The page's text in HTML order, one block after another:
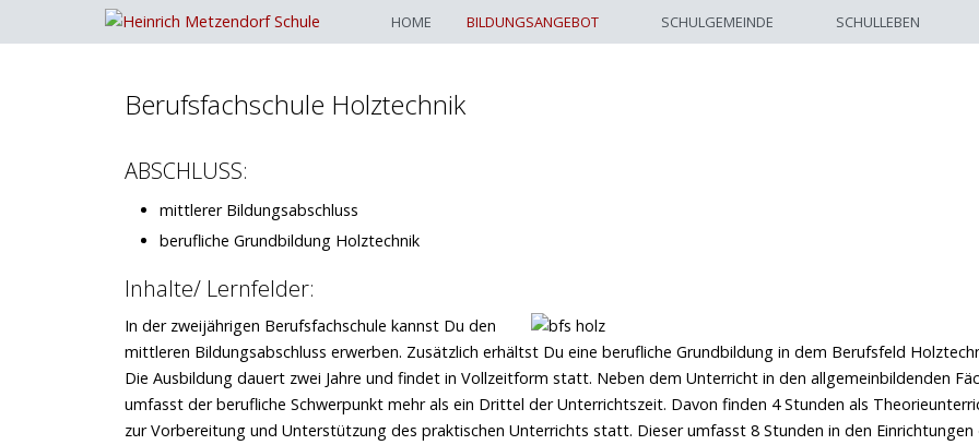
HOME BILDUNGSANGEBOT SCHULGEMEINDE SCHULLEBEN
Berufsfachschule Holztechnik
ABSCHLUSS:
mittlerer Bildungsabschluss
berufliche Grundbildung Holztechnik
Inhalte/ Lernfelder:
In der zweijährigen Berufsfachschule kannst Du den
mittleren Bildungsabschluss erwerben. Zusätzlich erhältst Du eine berufliche Grundbildung in dem Berufsfeld
Die Ausbildung dauert zwei Jahre und findet in Vollzeitform statt. Neben dem Unterricht in den allgemeinbildenden
umfasst der berufliche Schwerpunkt mehr als ein Drittel der Unterrichtszeit. Davon finden 4 Stunden als
zur Vorbereitung und Unterstützung des praktischen Unterrichts statt. Dieser umfasst 8 Stunden in den Einrichtungen